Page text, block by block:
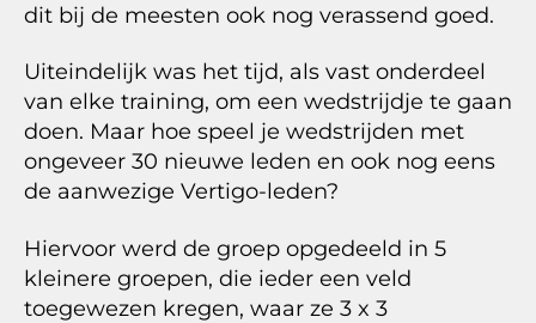
dit bij de meesten ook nog verassend goed.
Uiteindelijk was het tijd, als vast onderdeel
van elke training, om een wedstrijdje te gaan
doen. Maar hoe speel je wedstrijden met
ongeveer 30 nieuwe leden en ook nog eens
de aanwezige Vertigo-leden?
Hiervoor werd de groep opgedeeld in 5
kleinere groepen, die ieder een veld
toegewezen kregen, waar ze 3 x 3